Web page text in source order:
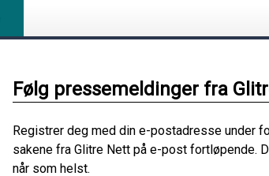
Følg pressemeldinger fra
Registrer deg med din e-postadresse under
sakene fra Glitre Nett på e-post fortløpende.
når som helst.